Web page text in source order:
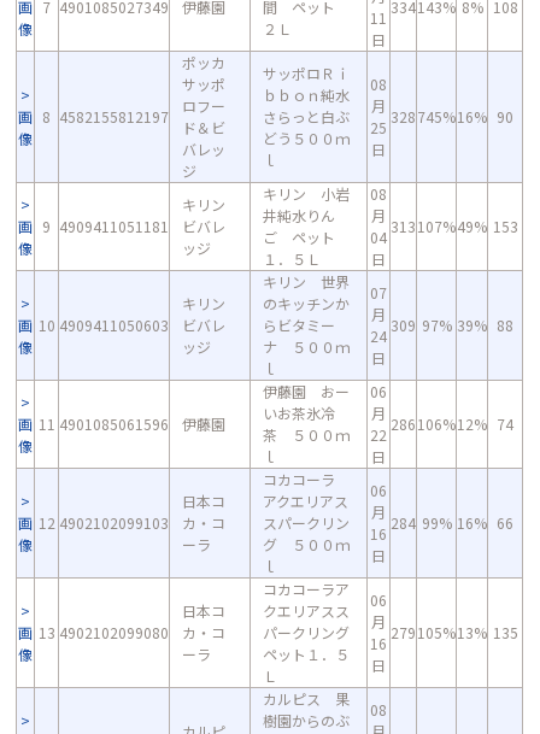
画
像
7 4901085027349 伊藤園
間 ペット
２Ｌ
11
日
334143% 8% 108
画
像
8 4582155812197
ポッカ
サッポ
ロフー
ド＆ビ
バレッ
ジ
サッポロＲｉ
ｂｂｏｎ純水
さらっと白ぶ
どう５００ｍ
ｌ
08
月
25
日
328745%16% 90
画
像
9 4909411051181
キリン
ビバレ
ッジ
キリン 小岩
井純水りん
ご ペット
１．５Ｌ
08
月
04
日
313107%49% 153
画
像
10 4909411050603
キリン
ビバレ
ッジ
キリン 世界
のキッチンか
らビタミー
ナ ５００ｍ
ｌ
07
月
24
日
309 97% 39% 88
画
像
11 4901085061596 伊藤園
伊藤園 おー
いお茶氷冷
茶 ５００ｍ
ｌ
06
月
22
日
286106%12% 74
画
像
12 4902102099103
日本コ
カ・コ
ーラ
コカコーラ
アクエリアス
スパークリン
グ ５００ｍ
ｌ
06
月
16
日
284 99% 16% 66
画
像
13 4902102099080
日本コ
カ・コ
ーラ
コカコーラア
クエリアスス
パークリング
ペット１．５
Ｌ
06
月
16
日
279105%13% 135
カルピス 果
樹園からのぶ
08